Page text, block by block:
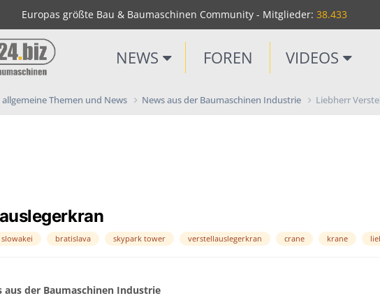
Europas größte Bau & Baumaschinen Community - Mitglieder: 38.433
NEWS FOREN VIDEOS
allgemeine Themen und News News aus der Baumaschinen Industrie Liebherr
slowakei bratislava skypark tower verstellauslegerkran crane krane
aus der Baumaschinen Industrie